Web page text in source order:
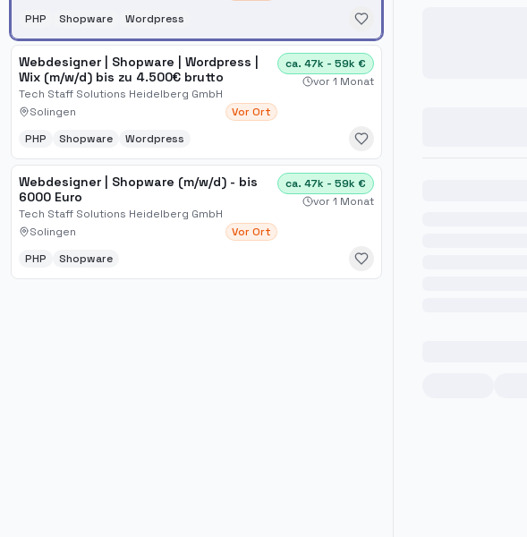
PHP Shopware Wordpress
Webdesigner | Shopware | Wordpress |
Wix (m/w/d) bis zu 4.500€ brutto
Tech Staff Solutions Heidelberg GmbH
Solingen
Vor Ort
ca. 47k - 59k €
vor 1 Monat
PHP Shopware Wordpress
Webdesigner | Shopware (m/w/d) - bis
6000 Euro
Tech Staff Solutions Heidelberg GmbH
Solingen
Vor Ort
ca. 47k - 59k €
vor 1 Monat
PHP Shopware